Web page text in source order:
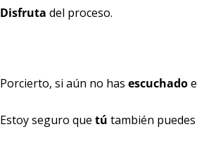
Disfruta del proceso.
Porcierto, si aún no has escuchado
Estoy seguro que tú también